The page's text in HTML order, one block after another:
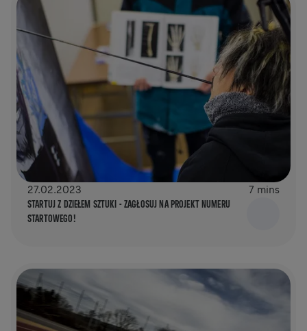
27.02.2023 7 mins
STARTUJ Z DZIEŁEM SZTUKI - ZAGŁOSUJ NA PROJEKT NUMERU
STARTOWEGO!